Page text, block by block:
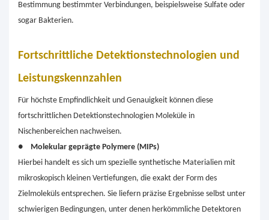
Bestimmung bestimmter Verbindungen, beispielsweise Sulfate oder
sogar Bakterien.
Fortschrittliche Detektionstechnologien und
Leistungskennzahlen
Für höchste Empfindlichkeit und Genauigkeit können diese
fortschrittlichen Detektionstechnologien Moleküle in
Nischenbereichen nachweisen.
●
Molekular geprägte Polymere (MIPs)
Hierbei handelt es sich um spezielle synthetische Materialien mit
mikroskopisch kleinen Vertiefungen, die exakt der Form des
Zielmoleküls entsprechen. Sie liefern präzise Ergebnisse selbst unter
schwierigen Bedingungen, unter denen herkömmliche Detektoren